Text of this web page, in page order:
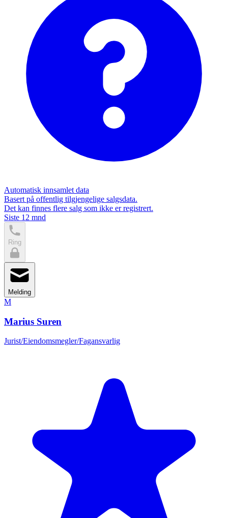
Automatisk innsamlet data
Basert på offentlig tilgjengelige salgsdata.
Det kan finnes flere salg som ikke er registrert.
Siste 12 mnd
Ring
Melding
M
Marius Suren
Jurist/Eiendomsmegler/Fagansvarlig